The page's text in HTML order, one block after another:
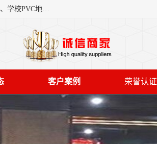
北京奥丽奇地板有限公司是一家医院专用地胶厂家，主营产品：北京乒乓球地板、塑胶篮球场施工、复合PVC地胶、学校PVC地板、幼儿园地胶等，奥丽奇是一家销售为一体PVC地板，塑胶地板为主的销售企业，公司所生产的PVC塑胶地板产品主要用于办公楼、医院、 机场、学校、幼儿园、商场、交通工具、宾馆、车站等公共场所。
客户案例 荣誉认证